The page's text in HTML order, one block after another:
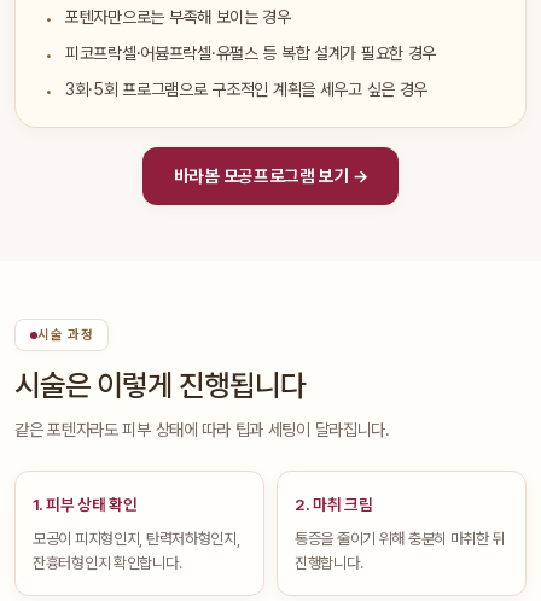
포텐자만으로는 부족해 보이는 경우
피코프락셀·어븀프락셀·유펄스 등 복합 설계가 필요한 경우
3회·5회 프로그램으로 구조적인 계획을 세우고 싶은 경우
바라봄 모공프로그램 보기 →
시술 과정
시술은 이렇게 진행됩니다
같은 포텐자라도 피부 상태에 따라 팁과 세팅이 달라집니다.
1. 피부 상태 확인
모공이 피지형인지, 탄력저하형인지,
잔흉터형인지 확인합니다.
2. 마취 크림
통증을 줄이기 위해 충분히 마취한 뒤
진행합니다.